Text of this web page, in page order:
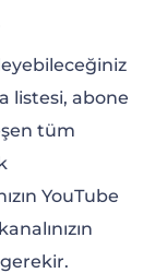
listesi, abone
tüm
YouTube